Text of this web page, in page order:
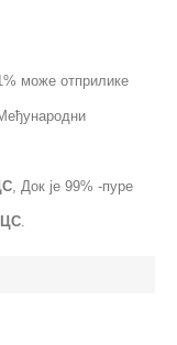
може отприлике
, Док је 99% -пуре
.